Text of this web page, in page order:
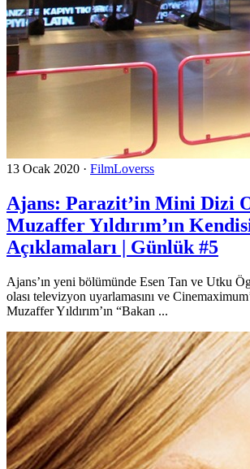
13 Ocak 2020 · FilmLoverss
Ajans: Parazit’in Mini Dizi
Muzaffer Yıldırım’ın
Açıklamaları | Günlük #5
Ajans’ın yeni bölümünde Esen Tan ve Utku
olası televizyon uyarlamasını ve
Muzaffer Yıldırım’ın “Bakan ...